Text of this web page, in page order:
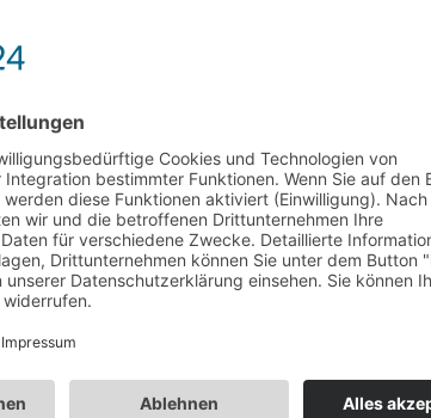
vorne. Google vermarktet über die NBA vor allem die
der Deutschen Fußball Liga (DFL) und ermöglicht
Datenanalysen für den Fußball - die
Einblicke in das Spielgeschehen.
Cloud-Technologien zu präsentieren. Nach eigenen
hat die Oracle Cloud Infrastructure die Anzahl der